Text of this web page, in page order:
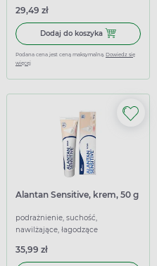
Ektopin, krem z ektoiną, 50 ml
29,49 zł
Dodaj do koszyka Dodaj do
Podana cena jest ceną maksymalną. Dowiedz się
więcej
Alantan Sensitive, krem, 50 g
podrażnienie, suchość,
nawilżające, łagodzące
35,99 zł